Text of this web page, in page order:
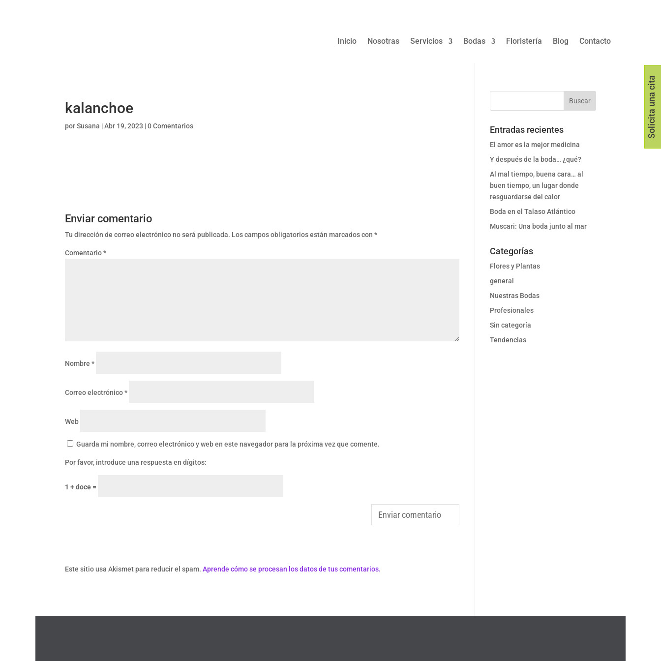
Inicio Nosotras Servicios Bodas Floristería Blog Contacto
kalanchoe
porSusana |Abr 19, 2023 |0 Comentarios
Enviar comentario
Tu dirección de correo electrónico no será publicada. Los campos obligatorios están marcados con *
Comentario*
Nombre *
Correo electrónico*
Web
Guarda mi nombre, correo electrónico y web en este navegador para la próxima vez que comente.
Por favor, introduce una respuesta en dígitos:
1 + doce =
Este sitio usa Akismet para reducir el spam. Aprende cómo se procesan los datos de tus comentarios.
Entradas recientes
El amor es la mejor medicina
Y después de la boda… ¿qué?
Al mal tiempo, buena cara… al
buen tiempo, un lugar donde
resguardarse del calor
Boda en el Talaso Atlántico
Muscari: Una boda junto al mar
Categorías
Flores y Plantas
general
Nuestras Bodas
Profesionales
Sin categoría
Tendencias
Solicita una cita